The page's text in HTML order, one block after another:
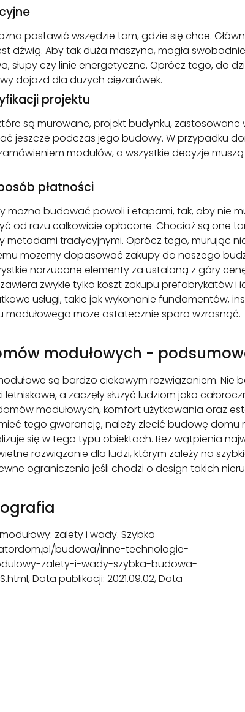
postawić wszędzie tam, gdzie się chce.
dźwig. Aby tak duża maszyna, mogła
słupy czy linie energetyczne. Oprócz tego, do
dojazd dla dużych ciężarówek.
projektu
są murowane, projekt budynku,
jeszcze podczas jego budowy. W przypadku
modułów, a wszystkie decyzje
płatności
budować powoli i etapami, tak, aby nie
od razu całkowicie opłacone. Chociaż są
metodami tradycyjnymi. Oprócz tego, murując
możemy dopasować zakupy do naszego
narzucone elementy za ustaloną z góry
zwykle tylko koszt zakupu prefabrykatów i
usługi, takie jak wykonanie fundamentów,
może ostatecznie sporo wzrosnąć.
modułowych -
są bardzo ciekawym rozwiązaniem.
a zaczęły służyć ludziom jako
modułowych, komfort użytkowania oraz
tego gwarancję, należy zlecić budowę
się w tego typu obiektach. Bez wątpienia
rozwiązanie dla ludzi, którym zależy na
ograniczenia jeśli chodzi o design takich
zalety i wady. Szybka
budowa/inne-technologie-
zalety-i-wady-szybka-budowa-
Data publikacji: 2021.09.02, Data